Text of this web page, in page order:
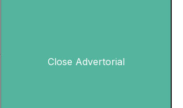
Close Advertorial